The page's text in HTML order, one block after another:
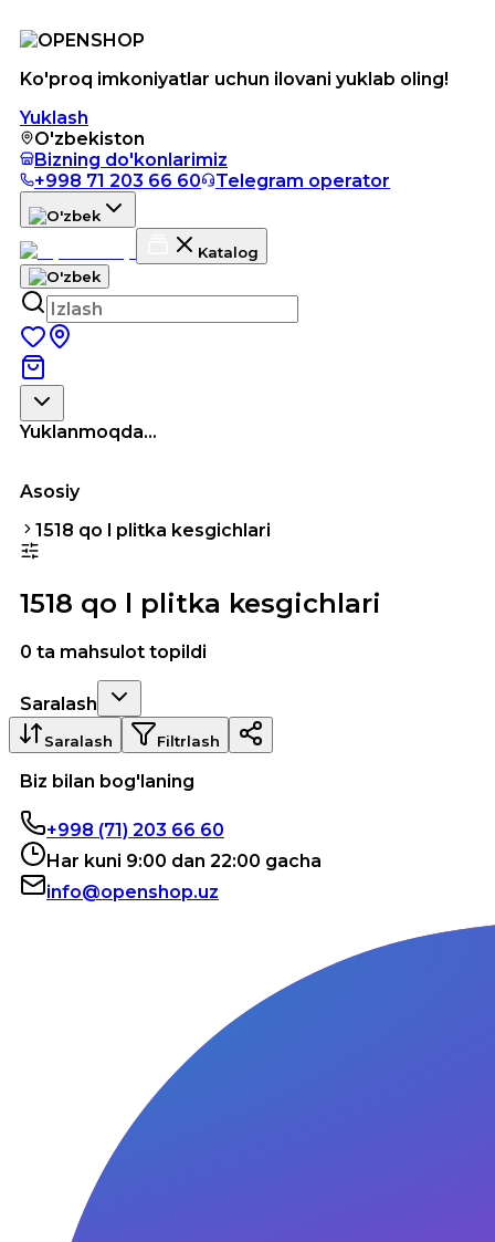
Ko'proq imkoniyatlar uchun ilovani yuklab oling!
Yuklash
O'zbekiston
Bizning do'konlarimiz
+998 71 203 66 60
Telegram operator
Katalog
Yuklanmoqda...
Asosiy
1518 qo l plitka kesgichlari
1518 qo l plitka kesgichlari
0 ta mahsulot topildi
Saralash
Saralash Filtrlash
Biz bilan bog'laning
+998 (71) 203 66 60
Har kuni 9:00 dan 22:00 gacha
info@openshop.uz